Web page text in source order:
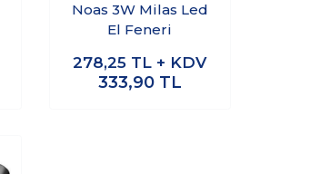
Noas 3W Milas Led
El Feneri
278,25 TL + KDV
333,90 TL